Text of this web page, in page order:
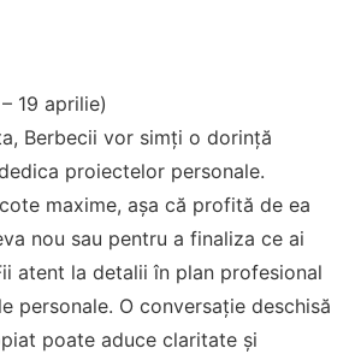
19 aprilie)
Berbecii vor simți o dorință
proiectelor personale.
maxime, așa că profită de ea
nou sau pentru a finaliza ce ai
atent la detalii în plan profesional
personale. O conversație deschisă
poate aduce claritate și